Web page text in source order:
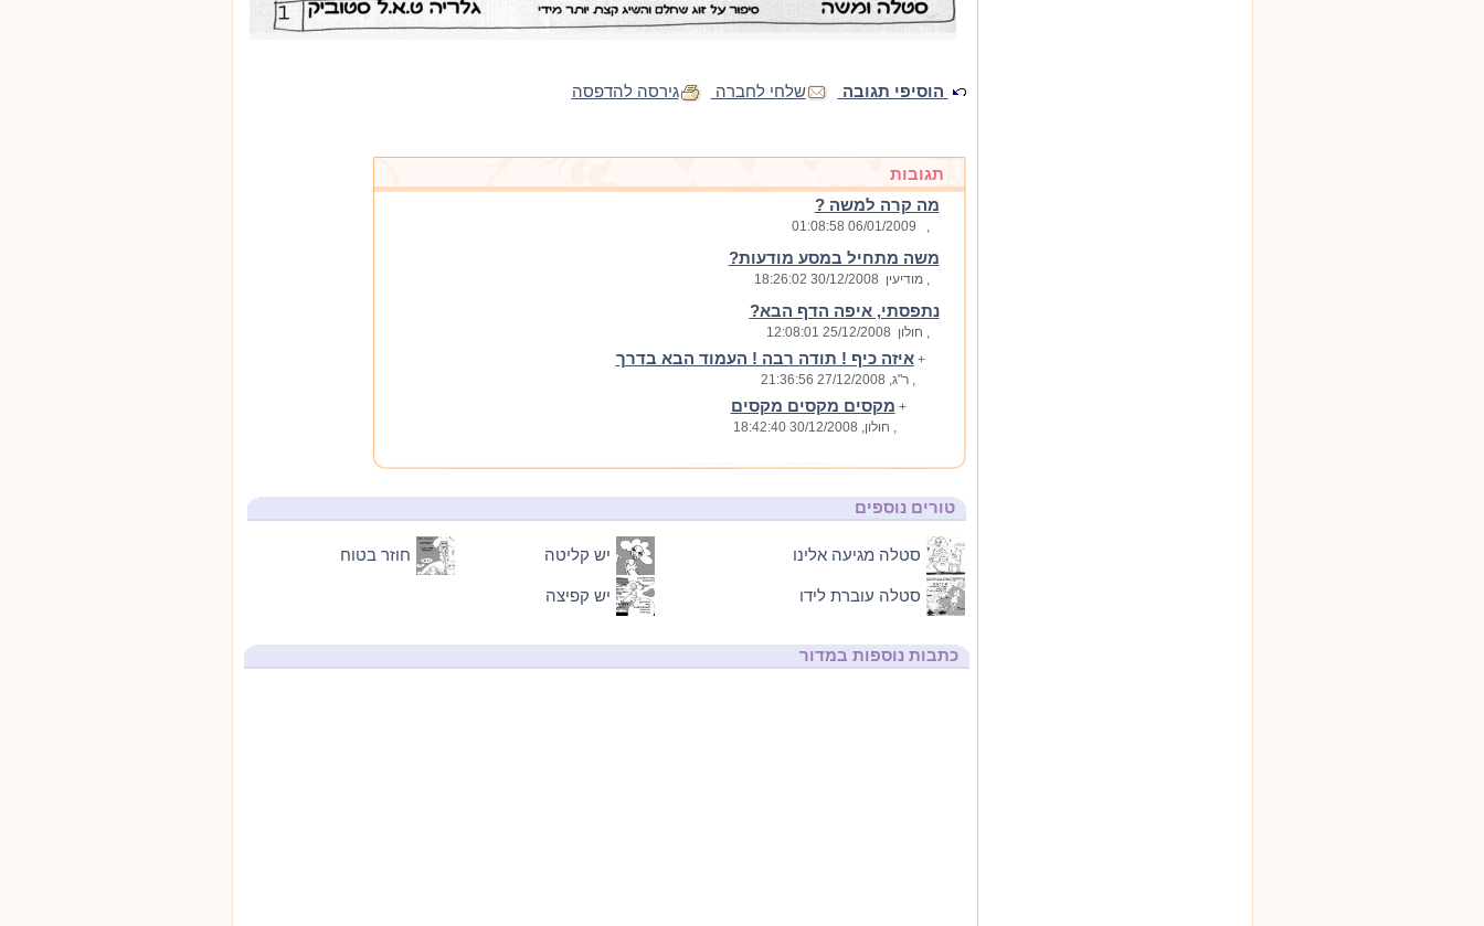
הוסיפי תגובה שלחי לחברה גירסה להדפסה
תגובות
מה קרה למשה ?
,
משה מתחיל במסע מודעות?
, מודיעין
נתפסתי, איפה הדף הבא?
, חולון
+איזה כיף ! תודה רבה ! העמוד הבא בדרך
, ר"ג , 27/12/2008 21:36:56
+מקסים מקסים מקסים
, חולון, 30/12/2008 18:42:40
טורים נוספים
סטלה מגיעה אלינו יש קליטה חוזר בטוח
סטלה עוברת לידו יש קפיצה
כתבות נוספות במדור